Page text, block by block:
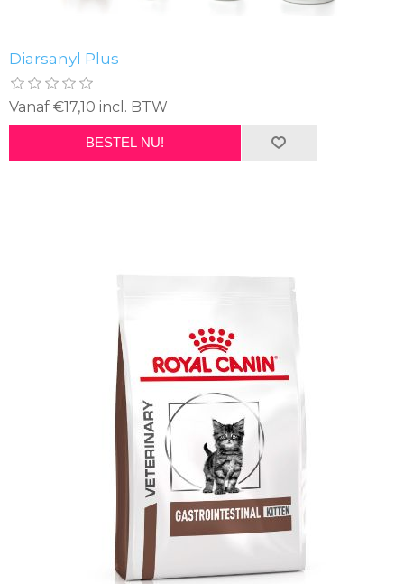
Diarsanyl Plus
Vanaf €17,10 incl. BTW
BESTEL NU!